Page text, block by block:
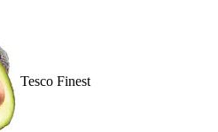
Tesco Finest